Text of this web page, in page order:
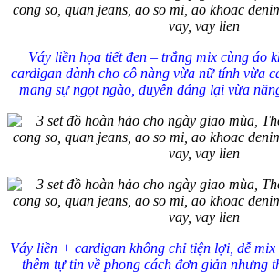
Váy liền họa tiết đen – trắng mix cùng áo
cardigan dành cho cô nàng vừa nữ tính vừa
mang sự ngọt ngào, duyên dáng lại vừa
Váy liền + cardigan không chỉ tiện lợi, dễ
thêm tự tin về phong cách đơn giản nhưng